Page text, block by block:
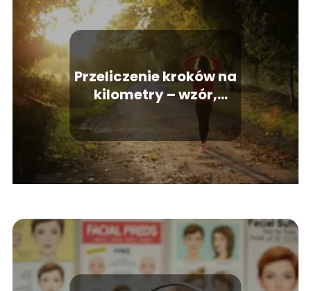
Przeliczenie kroków na
kilometry – wzór,